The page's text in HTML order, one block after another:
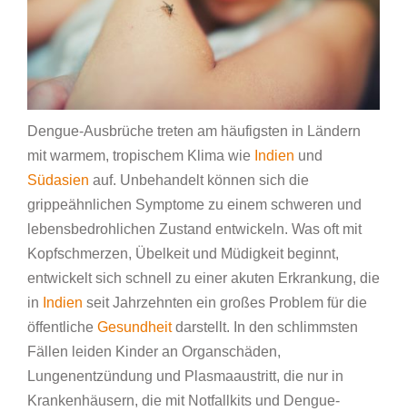
Dengue-Ausbrüche treten am häufigsten in Ländern
mit warmem, tropischem Klima wie Indien und
Südasien auf. Unbehandelt können sich die
grippeähnlichen Symptome zu einem schweren und
lebensbedrohlichen Zustand entwickeln. Was oft mit
Kopfschmerzen, Übelkeit und Müdigkeit beginnt,
entwickelt sich schnell zu einer akuten Erkrankung, die
in Indien seit Jahrzehnten ein großes Problem für die
öffentliche Gesundheitdarstellt. In den schlimmsten
Fällen leiden Kinder an Organschäden,
Lungenentzündung und Plasmaaustritt, die nur in
Krankenhäusern, die mit Notfallkits und Dengue-